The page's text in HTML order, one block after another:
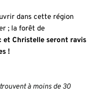
dans cette région
; la forêt de
et Christelle seront ravis
!
à moins de 30